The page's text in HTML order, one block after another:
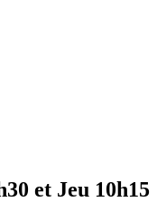
et Jeu 10h15